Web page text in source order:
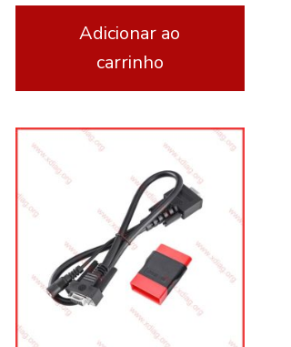
170.00€.150.00€.
Adicionar ao
carrinho